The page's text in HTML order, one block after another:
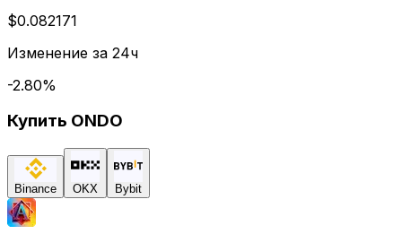
$0.082171
Изменение за 24ч
-2.80%
Купить ONDO
Binance OKX Bybit